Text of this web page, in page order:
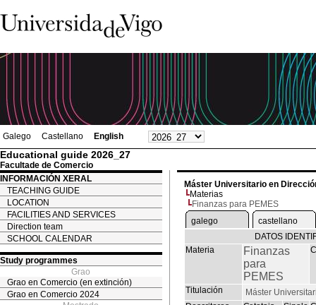
Galego Castellano English
Educational guide 2026_27
Facultade de Comercio
INFORMACIÓN XERAL
TEACHING GUIDE
LOCATION
FACILITIES AND SERVICES
Direction team
SCHOOL CALENDAR
Study programmes
Grao
Grao en Comercio (en extinción)
Grao en Comercio 2024
Máster Universitario en
Materias
Finanzas para PEMES
galego
castellano
DATOS
Materia
Finanzas
para
PEMES
Titulación
Máster